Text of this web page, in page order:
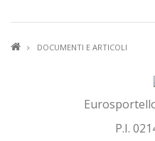
BRICIOLE
DOCUMENTI E ARTICOLI
P.I.